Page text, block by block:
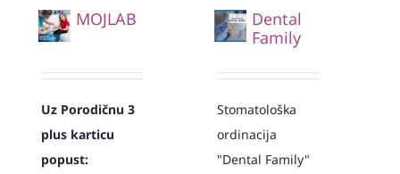
MOJLAB
Uz Porodičnu 3
plus karticu
popust:
Dental
Family
Stomatološka
ordinacija
"Dental Family"